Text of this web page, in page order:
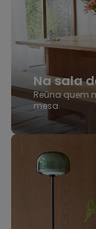
Na sala
Reúna quem
mesa.
Elegância
funcionalidade